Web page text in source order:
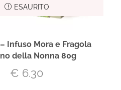
ESAURITO
Infuso Mora e Fragola
della Nonna 80g
€ 6.30